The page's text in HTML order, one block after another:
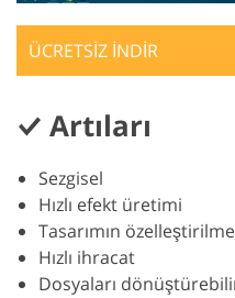
ÜCRETSİZ İNDİR
Artıları
Sezgisel
Hızlı efekt üretimi
Tasarımın
Hızlı ihracat
Dosyaları